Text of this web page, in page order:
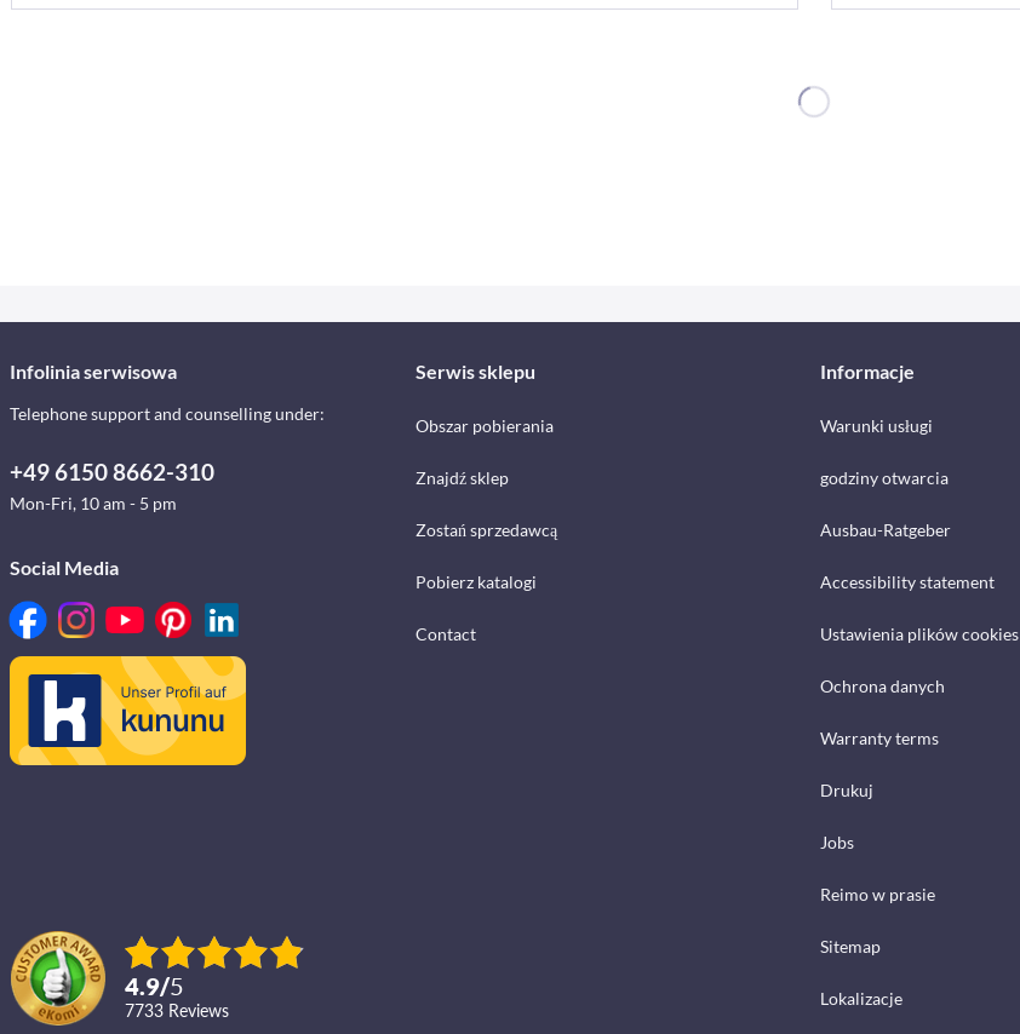
Infolinia serwisowa
Telephone support and counselling under:
+49 6150 8662-310
Mon-Fri, 10 am - 5 pm
Social Media
4.9/5
7733 reviews
Serwis sklepu
Obszar pobierania
Znajdź sklep
Zostań sprzedawcą
Pobierz katalogi
Contact
Informacje
Warunki usługi
godziny otwarcia
Ausbau-Ratgeber
Accessibility statement
Ustawienia plików cookies
Ochrona danych
Warranty terms
Drukuj
Jobs
Reimo w prasie
Sitemap
Lokalizacje